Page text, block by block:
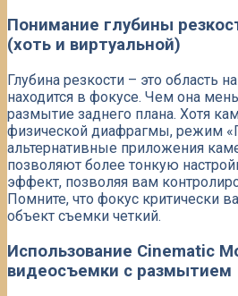
Понимание глубины
(хоть и виртуальной)
Глубина резкости – это область
находится в фокусе. Чем она
размытие заднего плана. Хотя
физической диафрагмы, режим
альтернативные приложения
позволяют более тонкую
эффект, позволяя вам
Помните, что фокус критически
объект съемки четкий.
Использование Cinematic
видеосъемки с размытием